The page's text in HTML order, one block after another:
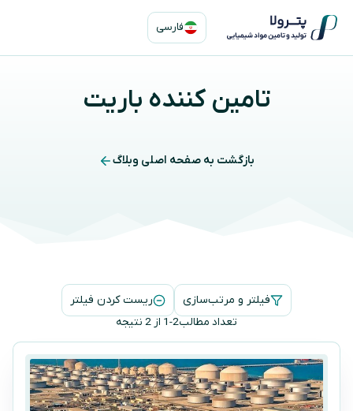
محتوا
فارسی
تامین کننده باریت
بازگشت به صفحه اصلی وبلاگ
فیلتر و مرتب‌سازی ریست کردن فیلتر
تعداد مطالب1-2 از 2 نتیجه